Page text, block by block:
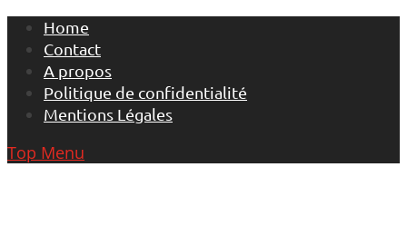
Skip
content
Home
Contact
A propos
Politique de confidentialité
Mentions Légales
Top Menu